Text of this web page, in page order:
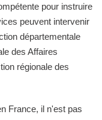
pour instruire
peuvent intervenir
départementale
des Affaires
régionale des
France, il n'est pas